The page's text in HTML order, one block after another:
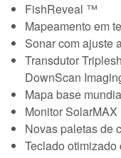
FishReveal ™
Mapeamento em
Sonar com ajuste
Transdutor
DownScan
Mapa base
Monitor
Novas paletas de
Teclado